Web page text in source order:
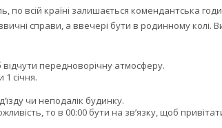
всій країні залишається комендантська
справи, а ввечері бути в родинному колі.
передноворічну атмосферу.
січня.
чи неподалік будинку.
то в 00:00 бути на зв’язку, щоб